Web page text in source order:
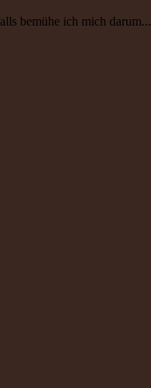
bemühe ich mich darum...